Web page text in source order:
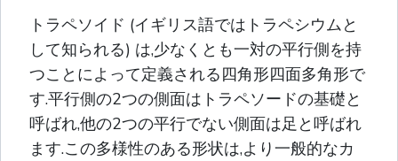
トラペソイド (イギリス語ではトラペシウムと
して知られる) は,少なくとも一対の平行側を持
つことによって定義される四角形四面多角形で
す.平行側の2つの側面はトラペソードの基礎と
呼ばれ,他の2つの平行でない側面は足と呼ばれ
ます.この多様性のある形状は,より一般的なカ